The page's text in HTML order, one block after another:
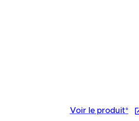
Voir le produit*